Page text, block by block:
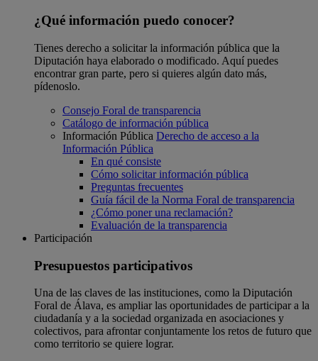
¿Qué información puedo conocer?
Tienes derecho a solicitar la información pública que la
Diputación haya elaborado o modificado. Aquí puedes
encontrar gran parte, pero si quieres algún dato más,
pídenoslo.
Consejo Foral de transparencia
Catálogo de información pública
Información Pública Derecho de acceso a la
Información Pública
En qué consiste
Cómo solicitar información pública
Preguntas frecuentes
Guía fácil de la Norma Foral de transparencia
¿Cómo poner una reclamación?
Evaluación de la transparencia
Participación
Presupuestos participativos
Una de las claves de las instituciones, como la Diputación
Foral de Álava, es ampliar las oportunidades de participar a la
ciudadanía y a la sociedad organizada en asociaciones y
colectivos, para afrontar conjuntamente los retos de futuro que
como territorio se quiere lograr.